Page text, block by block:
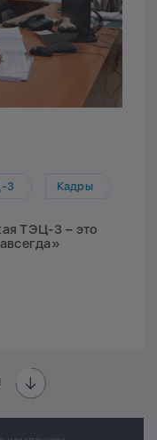
3 Кадры
ТЭЦ-3 – это